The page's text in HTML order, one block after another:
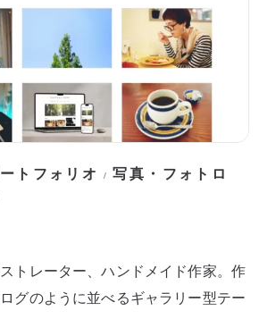
トフォリオ /写真・フォトロ
トレーター、ハンドメイド作家。作
グのように並べるギャラリー型テー